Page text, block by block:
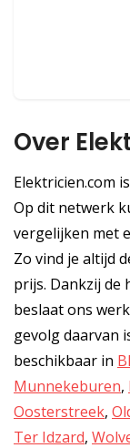
Over
Elektricien.com
Op dit netwerk
vergelijken met
Zo vind je altijd
prijs. Dankzij de
beslaat ons
gevolg daarvan
beschikbaar in
Munnekeburen,
Oosterstreek,
Ter Idzard,